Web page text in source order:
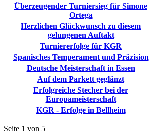
Überzeugender Turniersieg für Simone
Ortega
Herzlichen Glückwunsch zu diesem
gelungenen Auftakt
Turniererfolge für KGR
Spanisches Temperament und Präzision
Deutsche Meisterschaft in Essen
Auf dem Parkett geglänzt
Erfolgreiche Stecher bei der
Europameisterschaft
KGR - Erfolge in Bellheim
Seite 1 von 5